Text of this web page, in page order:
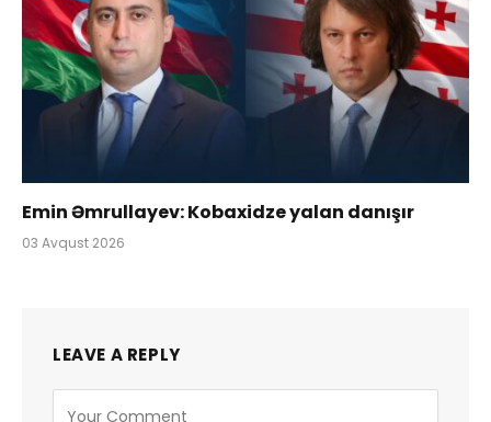
Emin Əmrullayev: Kobaxidze yalan danışır
03 Avqust 2026
LEAVE A REPLY